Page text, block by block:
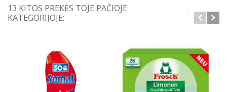
13 KITOS PREKĖS TOJE PAČIOJE
KATEGORIJOJE: